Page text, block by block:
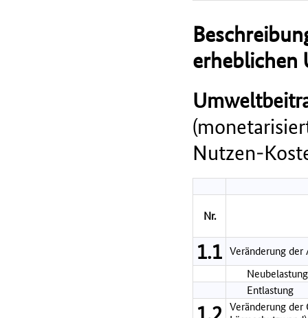
erheblichen
Nutzen-
Nr.
1.1 Veränderung
Entlastung
Veränderung der